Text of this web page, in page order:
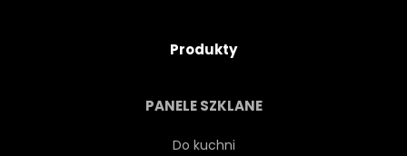
MAŁA CZARNA
Produkty
PANELE SZKLANE
Do kuchni